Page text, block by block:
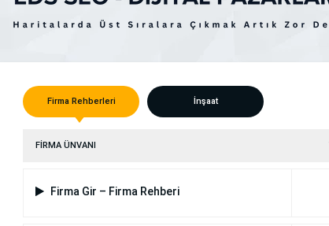
Firma Rehberleri İnşaat
FİRMA ÜNVANI
Firma Gir – Firma Rehberi